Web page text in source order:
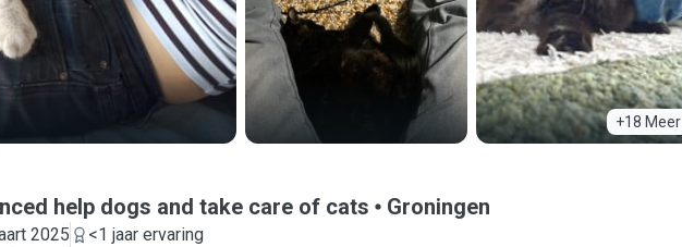
+18 Meer
help dogs and take care of cats Groningen
2025
<1 jaar ervaring